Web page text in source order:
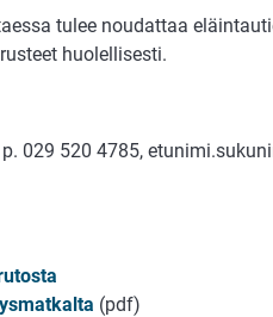
tulee noudattaa
huolellisesti.
029 520 4785,
(pdf)